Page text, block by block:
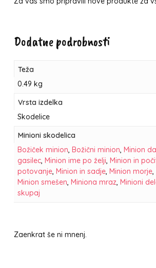
Dodatne podrobnosti
Teža
0.49 kg
Vrsta izdelka
Skodelice
Minioni skodelica
Božiček minion, Božični minion, Minion
gasilec, Minion ime po želji, Minion in
potovanje, Minion in sadje, Minion morje,
Minion smešen, Miniona mraz, Minioni
skupaj
Zaenkrat še ni mnenj.